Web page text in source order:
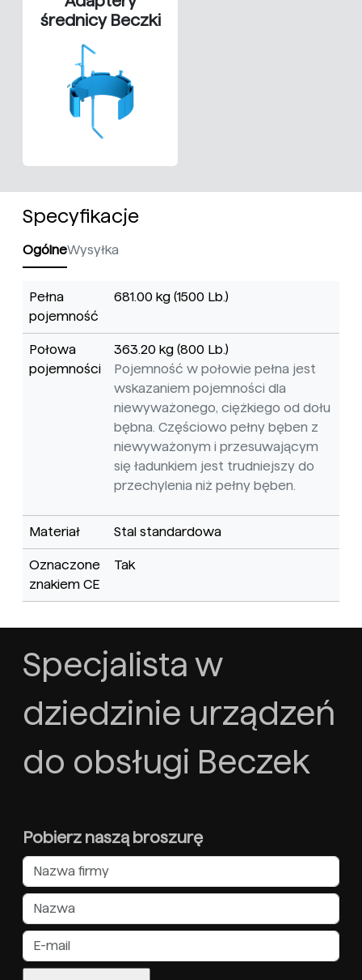
średnicy Beczki
Specyfikacje
OgólneWysyłka
Pełna
pojemność
681.00 kg (1500 Lb.)
Połowa
pojemności
363.20 kg (800 Lb.)
Pojemność w połowie pełna jest
wskazaniem pojemności dla
niewyważonego, ciężkiego od dołu
bębna. Częściowo pełny bęben z
niewyważonym i przesuwającym
się ładunkiem jest trudniejszy do
przechylenia niż pełny bęben.
Materiał Stal standardowa
Oznaczone
znakiem CE
Tak
Specjalista w
dziedzinie urządzeń
do obsługi Beczek
Pobierz naszą broszurę